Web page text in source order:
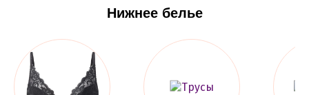
Нижнее белье